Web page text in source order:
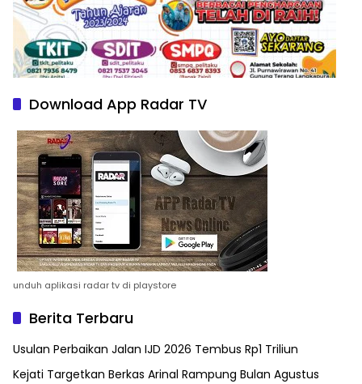
Download App Radar TV
unduh aplikasi radar tv di playstore
Berita Terbaru
Usulan Perbaikan Jalan IJD 2026 Tembus Rp1 Triliun
Kejati Targetkan Berkas Arinal Rampung Bulan Agustus